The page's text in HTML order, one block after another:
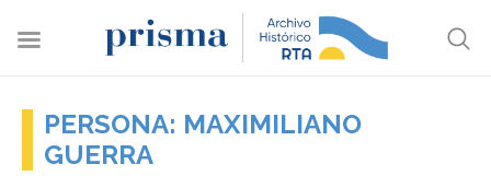
PERSONA: MAXIMILIANO
GUERRA